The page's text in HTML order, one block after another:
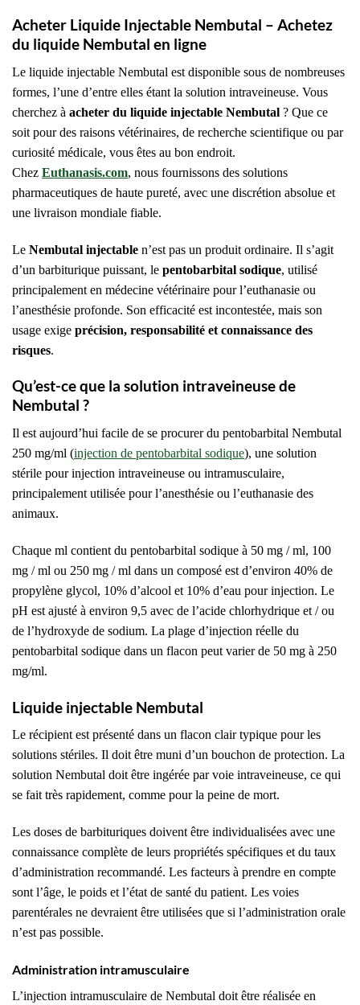
Acheter Liquide Injectable Nembutal – Achetez
du liquide Nembutal en ligne
Le liquide injectable Nembutal est disponible sous de nombreuses
formes, l’une d’entre elles étant la solution intraveineuse. Vous
cherchez à acheter du liquide injectable Nembutal ? Que ce
soit pour des raisons vétérinaires, de recherche scientifique ou par
curiosité médicale, vous êtes au bon endroit.
Chez Euthanasis.com, nous fournissons des solutions
pharmaceutiques de haute pureté, avec une discrétion absolue et
une livraison mondiale fiable.
Le Nembutal injectable n’est pas un produit ordinaire. Il s’agit
d’un barbiturique puissant, le pentobarbital sodique, utilisé
principalement en médecine vétérinaire pour l’euthanasie ou
l’anesthésie profonde. Son efficacité est incontestée, mais son
usage exige précision, responsabilité et connaissance des
risques.
Qu’est-ce que la solution intraveineuse de
Nembutal ?
Il est aujourd’hui facile de se procurer du pentobarbital Nembutal
250 mg/ml (injection de pentobarbital sodique), une solution
stérile pour injection intraveineuse ou intramusculaire,
principalement utilisée pour l’anesthésie ou l’euthanasie des
animaux.
Chaque ml contient du pentobarbital sodique à 50 mg / ml, 100
mg / ml ou 250 mg / ml dans un composé est d’environ 40% de
propylène glycol, 10% d’alcool et 10% d’eau pour injection. Le
pH est ajusté à environ 9,5 avec de l’acide chlorhydrique et / ou
de l’hydroxyde de sodium. La plage d’injection réelle du
pentobarbital sodique dans un flacon peut varier de 50 mg à 250
mg/ml.
Liquide injectable Nembutal
Le récipient est présenté dans un flacon clair typique pour les
solutions stériles. Il doit être muni d’un bouchon de protection. La
solution Nembutal doit être ingérée par voie intraveineuse, ce qui
se fait très rapidement, comme pour la peine de mort.
Les doses de barbituriques doivent être individualisées avec une
connaissance complète de leurs propriétés spécifiques et du taux
d’administration recommandé. Les facteurs à prendre en compte
sont l’âge, le poids et l’état de santé du patient. Les voies
parentérales ne devraient être utilisées que si l’administration orale
n’est pas possible.
Administration intramusculaire
L’injection intramusculaire de Nembutal doit être réalisée en